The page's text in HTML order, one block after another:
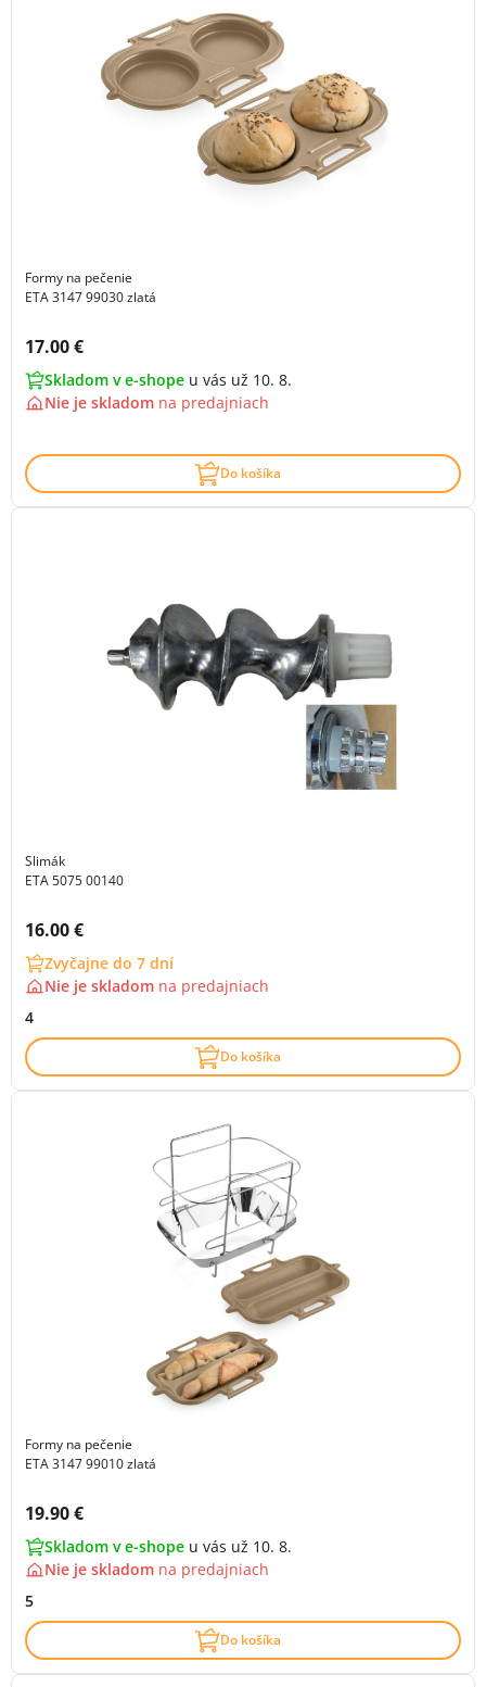
Formy na pečenie
ETA 3147 99030 zlatá
Cena s DPH:
17.00 €
Skladom v e-shope u vás už 10. 8.
Nie je skladom na predajniach
Do košíka
Slimák
ETA 5075 00140
Cena s DPH:
16.00 €
Zvyčajne do 7 dní
Nie je skladom na predajniach
4
Do košíka
Formy na pečenie
ETA 3147 99010 zlatá
Cena s DPH:
19.90 €
Skladom v e-shope u vás už 10. 8.
Nie je skladom na predajniach
5
Do košíka